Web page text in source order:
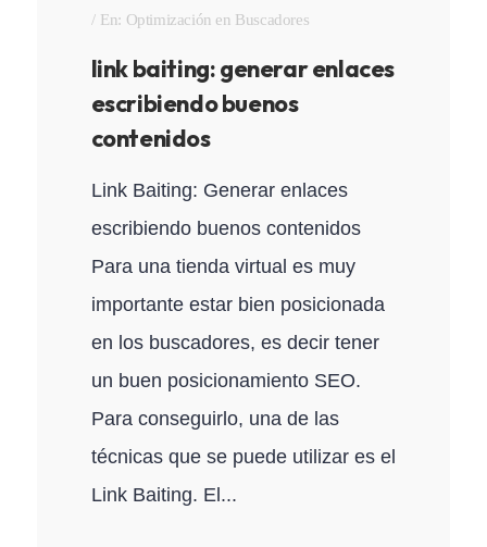
En: Optimización en Buscadores
link baiting: generar enlaces
escribiendo buenos
contenidos
Link Baiting: Generar enlaces
escribiendo buenos contenidos
Para una tienda virtual es muy
importante estar bien posicionada
en los buscadores, es decir tener
un buen posicionamiento SEO.
Para conseguirlo, una de las
técnicas que se puede utilizar es el
Link Baiting. El...